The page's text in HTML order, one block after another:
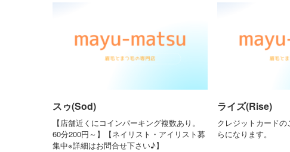
スゥ(Sod)
【店舗近くにコインパーキング複数あり。
60分200円～】【ネイリスト・アイリスト募
集中※詳細はお問合せ下さい♪】
ライズ(Rise)
クレジットカード
らになります。